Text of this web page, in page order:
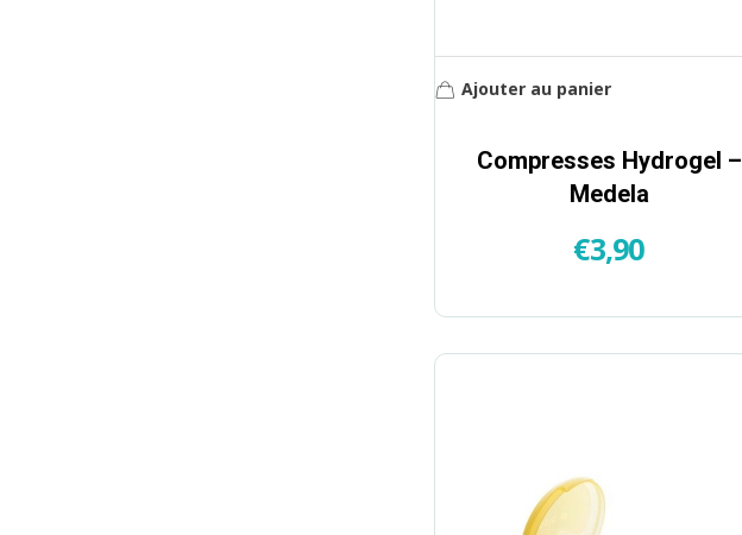
Compresses Hydrogel –
Medela
€3,90
Ajouter au panier